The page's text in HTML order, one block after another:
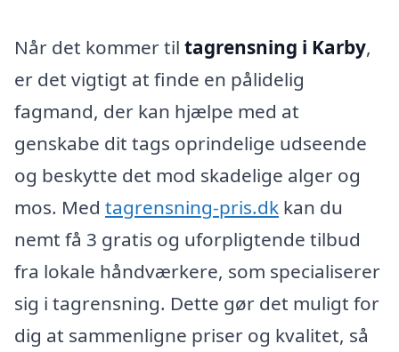
Når det kommer til tagrensning i Karby,
er det vigtigt at finde en pålidelig
fagmand, der kan hjælpe med at
genskabe dit tags oprindelige udseende
og beskytte det mod skadelige alger og
mos. Med tagrensning-pris.dk kan du
nemt få 3 gratis og uforpligtende tilbud
fra lokale håndværkere, som specialiserer
sig i tagrensning. Dette gør det muligt for
dig at sammenligne priser og kvalitet, så